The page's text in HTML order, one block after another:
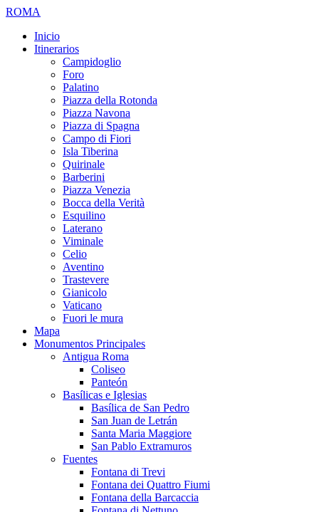
ROMA
Inicio
Itinerarios
Campidoglio
Foro
Palatino
Piazza della Rotonda
Piazza Navona
Piazza di Spagna
Campo di Fiori
Isla Tiberina
Quirinale
Barberini
Piazza Venezia
Bocca della Verità
Esquilino
Laterano
Viminale
Celio
Aventino
Trastevere
Gianicolo
Vaticano
Fuori le mura
Mapa
Monumentos Principales
Antigua Roma
Coliseo
Panteón
Basílicas e Iglesias
Basílica de San Pedro
San Juan de Letrán
Santa Maria Maggiore
San Pablo Extramuros
Fuentes
Fontana di Trevi
Fontana dei Quattro Fiumi
Fontana della Barcaccia